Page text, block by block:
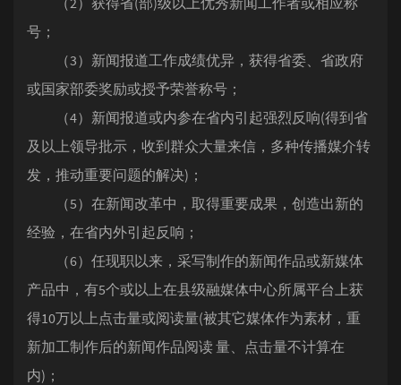
号；
（3）新闻报道工作成绩优异，获得省委、省政府
或国家部委奖励或授予荣誉称号；
（4）新闻报道或内参在省内引起强烈反响(得到省
及以上领导批示，收到群众大量来信，多种传播媒介转
发，推动重要问题的解决)；
（5）在新闻改革中，取得重要成果，创造出新的
经验，在省内外引起反响；
（6）任现职以来，采写制作的新闻作品或新媒体
产品中，有5个或以上在县级融媒体中心所属平台上获
得10万以上点击量或阅读量(被其它媒体作为素材，重
新加工制作后的新闻作品阅读 量、点击量不计算在
内)；